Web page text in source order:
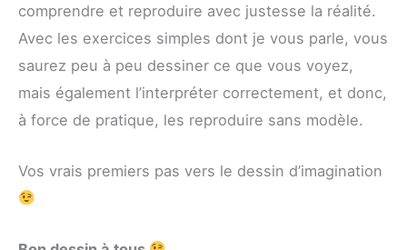
comprendre et reproduire avec justesse la réalité.
Avec les exercices simples dont je vous parle, vous
saurez peu à peu dessiner ce que vous voyez,
mais également l’interpréter correctement, et donc,
à force de pratique, les reproduire sans modèle.
Vos vrais premiers pas vers le dessin d’imagination